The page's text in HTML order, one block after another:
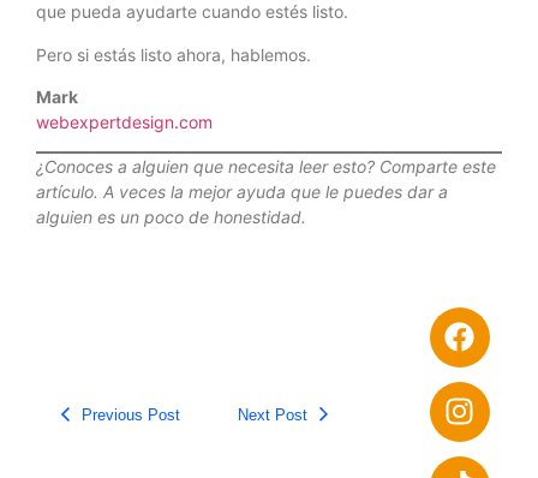
que pueda ayudarte cuando estés listo.
Pero si estás listo ahora, hablemos.
Mark
webexpertdesign.com
¿Conoces a alguien que necesita leer esto? Comparte este
artículo. A veces la mejor ayuda que le puedes dar a
alguien es un poco de honestidad.
Previous Post Next Post